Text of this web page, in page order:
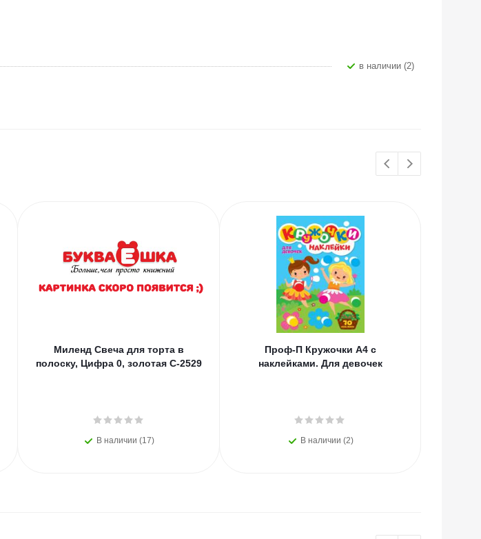
В наличии (2)
Миленд Свеча для торта в
полоску, Цифра 0, золотая С-2529
В наличии (17)
Проф-П Кружочки А4 с
наклейками. Для девочек
В наличии (2)